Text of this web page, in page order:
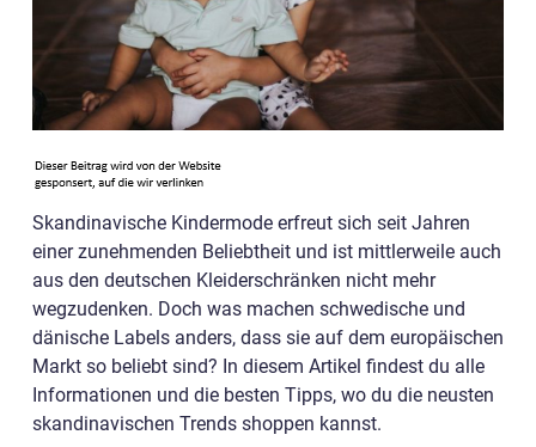
Skandinavische Kindermode erfreut sich seit Jahren
einer zunehmenden Beliebtheit und ist mittlerweile auch
aus den deutschen Kleiderschränken nicht mehr
wegzudenken. Doch was machen schwedische und
dänische Labels anders, dass sie auf dem europäischen
Markt so beliebt sind? In diesem Artikel findest du alle
Informationen und die besten Tipps, wo du die neusten
skandinavischen Trends shoppen kannst.